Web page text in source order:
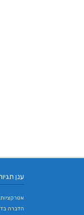
ענן
הדברה